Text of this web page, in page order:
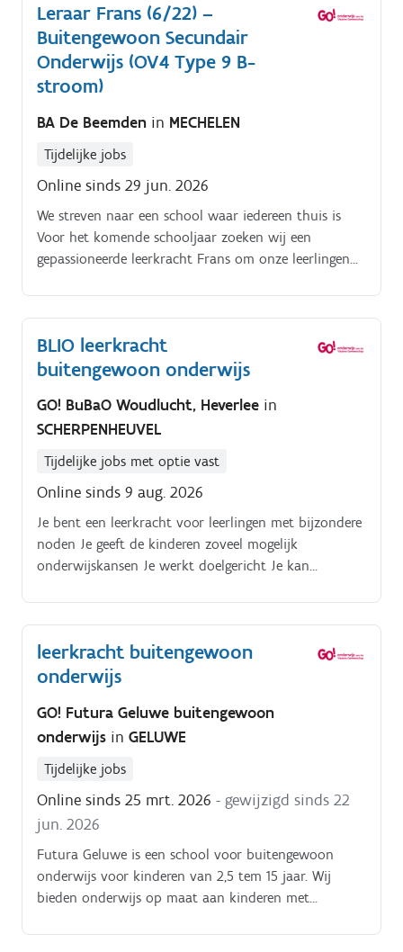
Leraar Frans (6/22) –
Buitengewoon Secundair
Onderwijs (OV4 Type 9 B-
stroom)
BA De Beemden in MECHELEN
Tijdelijke jobs
Online sinds 29 jun. 2026
We streven naar een school waar iedereen thuis is
Voor het komende schooljaar zoeken wij een
gepassioneerde leerkracht Frans om onze leerlingen
door de basis van de Franse taal Binnen OV4 volgen
de leerlingen het reguliere curriculum (de eindtermen
van het gewoon onderwijs), maar met de nodige
structuur, aanpassingen en pedagogische omkadering
BLIO leerkracht
buitengewoon onderwijs
GO! BuBaO Woudlucht, Heverlee in
SCHERPENHEUVEL
Tijdelijke jobs met optie vast
Online sinds 9 aug. 2026
Je bent een leerkracht voor leerlingen met bijzondere
noden Je geeft de kinderen zoveel mogelijk
onderwijskansen Je werkt doelgericht Je kan
je werkt Je werkt binnen zorgwerking Je neemt een
klas over voor 1/5e Je zorgt voor een goede
samenwerking met je collega's Je werkt volgens de
wanneer nodig.
leerkracht buitengewoon
onderwijs
GO! Futura Geluwe buitengewoon
onderwijs in GELUWE
Tijdelijke jobs
Online sinds 25 mrt. 2026 - gewijzigd sinds 22
jun. 2026
Futura Geluwe is een school voor buitengewoon
onderwijs voor kinderen van 2,5 tem 15 jaar. Wij
bieden onderwijs op maat aan kinderen met
Het gaat om kinderen met een verstandelijke